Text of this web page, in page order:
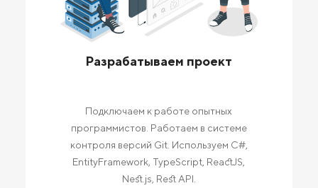
Разрабатываем проект
Подключаем к работе опытных
программистов. Работаем в системе
контроля версий Git. Используем C#,
EntityFramework, TypeScript, ReactJS,
Nest.js, Rest API.